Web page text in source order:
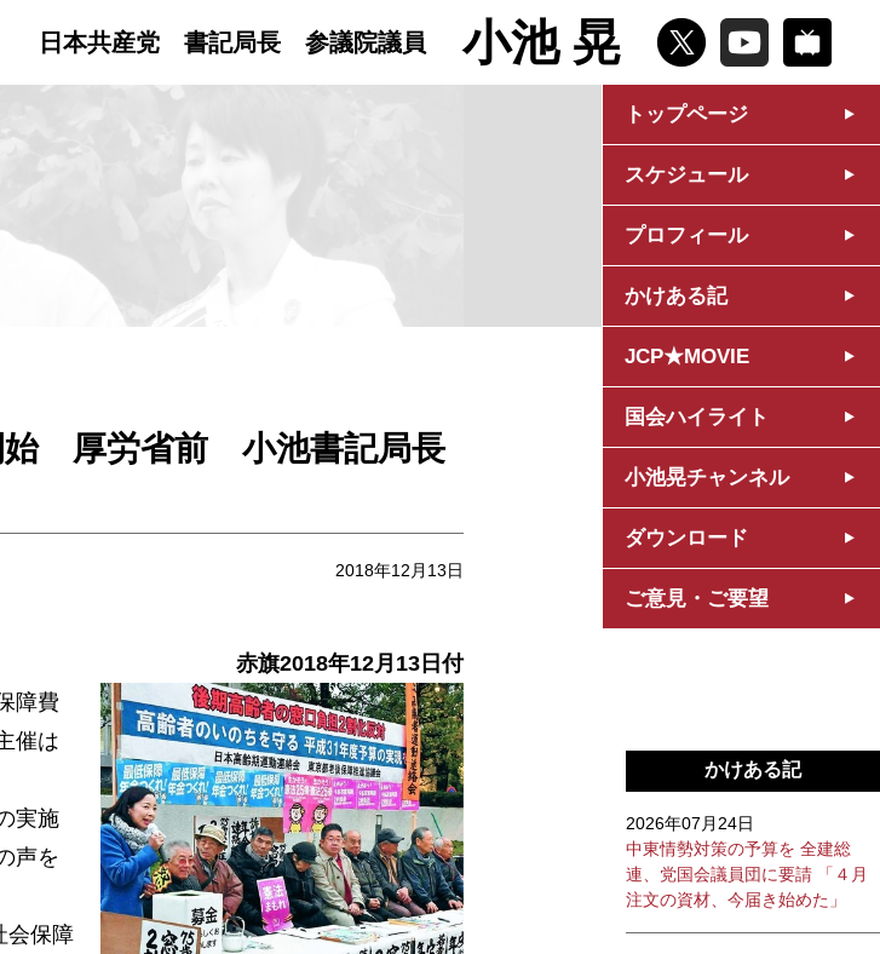
日本共産党 書記局長 参議院議員 小池 晃
トップページ
スケジュール
プロフィール
かけある記
JCP★MOVIE
国会ハイライト
小池晃チャンネル
ダウンロード
ご意見・ご要望
始 厚労省前 小池書記局長
2018年12月13日
赤旗2018年12月13 日付
障費
催は
実施
声を
会保障
かけある記
2026年07月24日
中東情勢対策の予算を 全建総
連、党国会議員団に要請 「４月
注文の資材、今届き始めた」